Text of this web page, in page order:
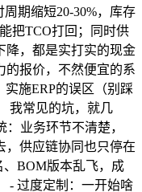
期缩短20-30%，库存
把TCO打回；同时供
降，都是实打实的现金
的报价，不然便宜的系
实施ERP的误区（别踩
我常见的坑，就几
业务环节不清楚，
，供应链协同也只停在
BOM版本乱飞，成
- 过度定制：一开始啥